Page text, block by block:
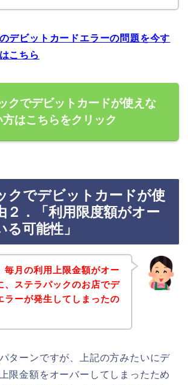
デビットカードエラーの問題を今す
こちら
クでデビットカードが使えな
方はこちらをクリック
クでデビットカードが使
２．「利用限度額がオー
可能性」
毎月の利用上限金額がオー
、ステラパックのお店でデ
ラーが発生してしまったの
ターンですが、上記の方みたいにデ
限金額をオーバーしてしまったため